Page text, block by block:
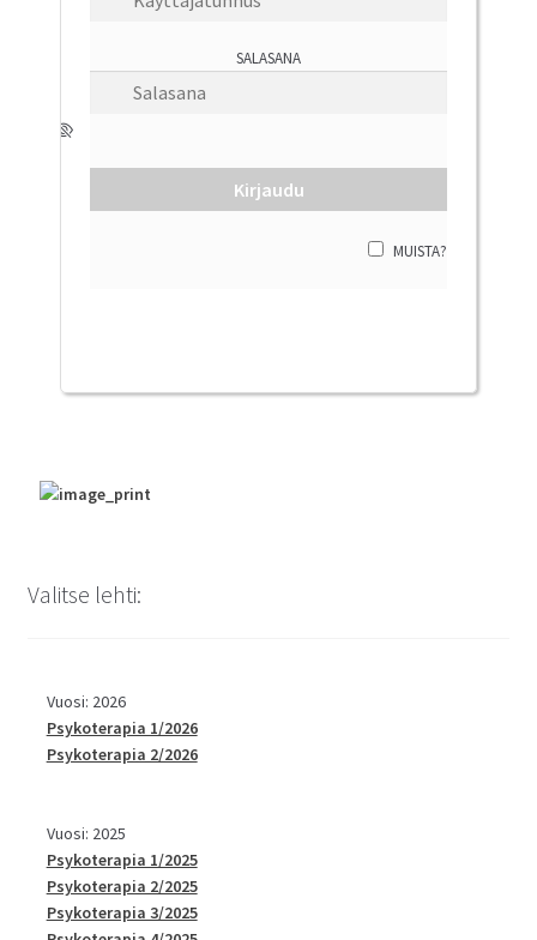
SALASANA
MUISTA?
Valitse lehti:
Vuosi: 2026
Psykoterapia 1/2026
Psykoterapia 2/2026
Vuosi: 2025
Psykoterapia 1/2025
Psykoterapia 2/2025
Psykoterapia 3/2025